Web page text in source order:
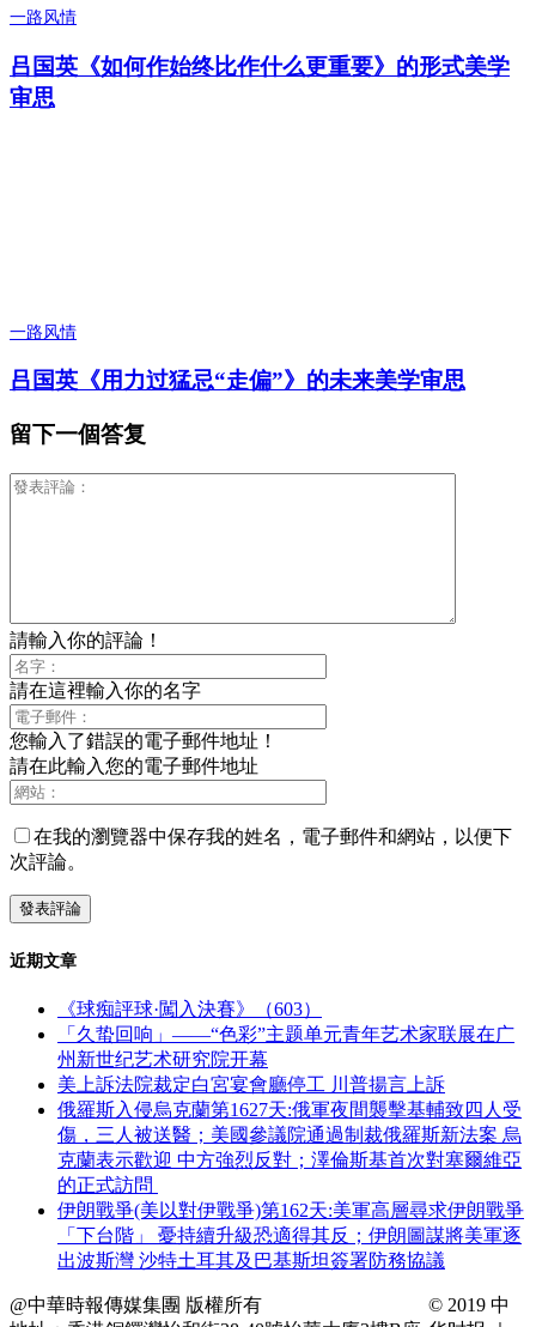
一路风情
吕国英《如何作始终比作什么更重要》的形式美学
审思
一路风情
吕国英《用力过猛忌“走偏”》的未来美学审思
留下一個答复
請輸入你的評論！
請在這裡輸入你的名字
您輸入了錯誤的電子郵件地址！
請在此輸入您的電子郵件地址
在我的瀏覽器中保存我的姓名，電子郵件和網站，以便下
次評論。
近期文章
《球痴評球·闖入決賽》（603）
「久蛰回响」——“色彩”主题单元青年艺术家联展在广
州新世纪艺术研究院开幕
美上訴法院裁定白宮宴會廳停工 川普揚言上訴
俄羅斯入侵烏克蘭第1627天:俄軍夜間襲擊基輔致四人受
傷，三人被送醫；美國參議院通過制裁俄羅斯新法案 烏
克蘭表示歡迎 中方強烈反對；澤倫斯基首次對塞爾維亞
的正式訪問
伊朗戰爭(美以對伊戰爭)第162天:美軍高層尋求伊朗戰爭
「下台階」 憂持續升級恐適得其反；伊朗圖謀將美軍逐
出波斯灣 沙特土耳其及巴基斯坦簽署防務協議
@中華時報傳媒集團 版權所有
© 2019 中